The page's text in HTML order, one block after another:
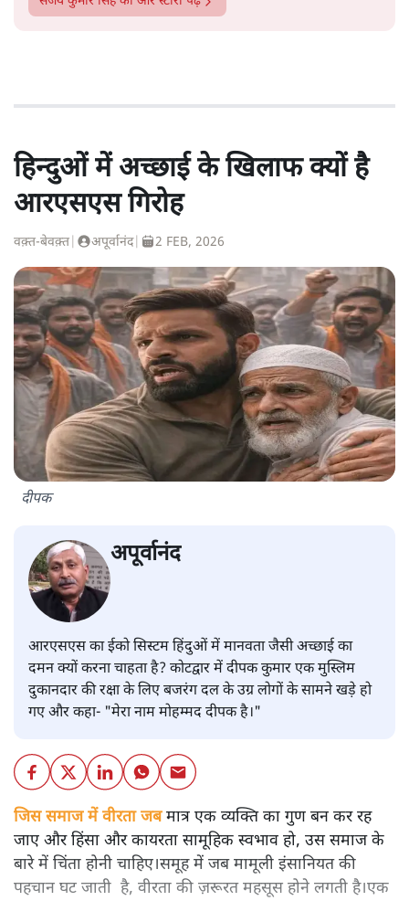
हिन्दुओं में अच्छाई के खिलाफ क्यों है
आरएसएस गिरोह
वक़्त-बेवक़्त अपूर्वानंद| 2 FEB, 2026
दीपक
अपूर्वानंद
आरएसएस का ईको सिस्टम हिंदुओं में मानवता जैसी अच्छाई का
दमन क्यों करना चाहता है? कोटद्वार में दीपक कुमार एक मुस्लिम
दुकानदार की रक्षा के लिए बजरंग दल के उग्र लोगों के सामने खड़े हो
गए और कहा- "मेरा नाम मोहम्मद दीपक है।"
जिस समाज में वीरता जबमात्र एक व्यक्ति का गुण बन कर रह
जाए और हिंसा और कायरता सामूहिक स्वभाव हो, उस समाज के
बारे में चिंता होनी चाहिए।समूह में जब मामूली इंसानियत की
पहचान घट जाती है, वीरता की ज़रूरत महसूस होने लगती है।एक